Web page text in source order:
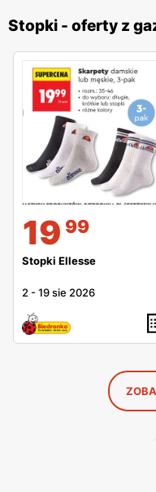
Stopki - oferty z
19 99
Stopki Ellesse
2 -19 sie 2026